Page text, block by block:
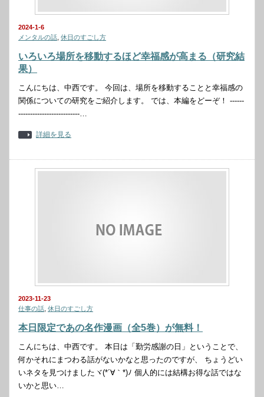
2024-1-6
メンタルの話 休日のすごし方
いろいろ場所を移動するほど幸福感が高まる（研究結
果）
こんにちは、中西です。 今回は、場所を移動することと幸福感の
関係についての研究をご紹介します。 では、本編をどーぞ！ ------
--------------------------…
詳細を見る
2023-11-23
仕事の話 休日のすごし方
本日限定であの名作漫画（全5巻）が無料！
こんにちは、中西です。 本日は「勤労感謝の日」ということで、
何かそれにまつわる話がないかなと思ったのですが、 ちょうどい
いネタを見つけましたヾ(*´∀｀*)ﾉ 個人的には結構お得な話ではな
いかと思い…